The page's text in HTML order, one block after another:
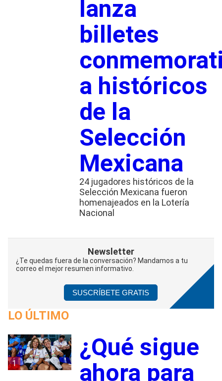
lanza
billetes
a históricos
de la
Selección
Mexicana
24 jugadores históricos de la
Selección Mexicana fueron
homenajeados en la Lotería
Nacional
Newsletter
¿Te quedas fuera de la conversación? Mandamos a tu
correo el mejor resumen informativo.
SUSCRÍBETE GRATIS
LO ÚLTIMO
1
¿Qué sigue
ahora para